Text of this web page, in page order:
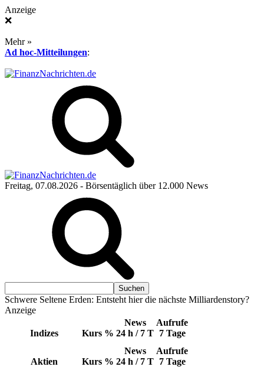
Anzeige
❌
Mehr »
Ad hoc-Mitteilungen:
Freitag, 07.08.2026 - Börsentäglich über 12.000 News
Schwere Seltene Erden: Entsteht hier die nächste Milliardenstory?
Anzeige
Indizes Kurs %
News
24 h / 7 T
Aufrufe
7 Tage
Aktien Kurs %
News
24 h / 7 T
Aufrufe
7 Tage